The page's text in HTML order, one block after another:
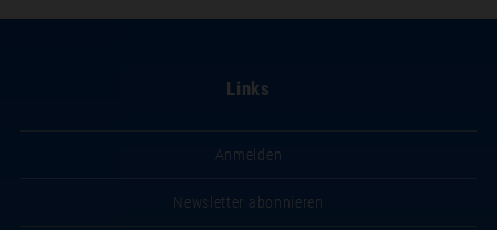
Links
Anmelden
Newsletter abonnieren